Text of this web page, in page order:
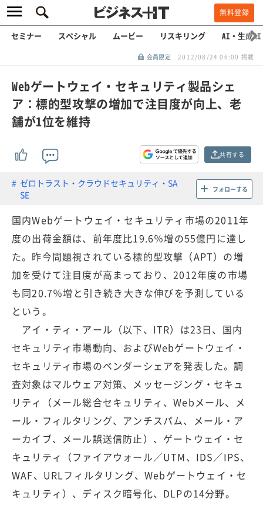
無料登録
セミナー スペシャル ムービー リスキリング AI・生成AI
会員限定 2012/08/24 06:00 掲載
Webゲートウェイ・セキュリティ製品シェ
ア：標的型攻撃の増加で注目度が向上、老
舗が1位を維持
共有する
ゼロトラスト・クラウドセキュリティ・SA
SE
フォローする
国内Webゲートウェイ・セキュリティ市場の2011年
度の出荷金額は、前年度比19.6％増の55億円に達し
た。昨今問題視されている標的型攻撃（APT）の増
加を受けて注目度が高まっており、2012年度の市場
も同20.7％増と引き続き大きな伸びを予測している
という。
アイ・ティ・アール（以下、ITR）は23日、国内
セキュリティ市場動向、およびWebゲートウェイ・
セキュリティ市場のベンダーシェアを発表した。調
査対象はマルウェア対策、メッセージング・セキュ
リティ（メール総合セキュリティ、Webメール、メ
ール・フィルタリング、アンチスパム、メール・ア
ーカイブ、メール誤送信防止）、ゲートウェイ・セ
キュリティ（ファイアウォール／UTM、IDS／IPS、
WAF、URLフィルタリング、Webゲートウェイ・セ
キュリティ）、ディスク暗号化、DLPの14分野。